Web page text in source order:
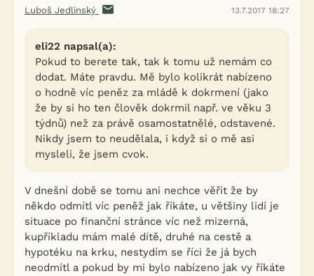
Luboš Jedlinský 13.7.2017 18:27
eli22 napsal(a):
Pokud to berete tak, tak k tomu už nemám co
dodat. Máte pravdu. Mě bylo kolikrát nabízeno
o hodně víc peněz za mládě k dokrmení (jako
že by si ho ten člověk dokrmil např. ve věku 3
týdnů) než za právě osamostatnělé, odstavené.
Nikdy jsem to neudělala, i když si o mě asi
mysleli, že jsem cvok.
V dnešní době se tomu ani nechce věřit že by
někdo odmítl víc peněž jak říkáte, u většiny lidí je
situace po finanční stránce víc než mizerná,
kupříkladu mám malé dítě, druhé na cestě a
hypotéku na krku, nestydím se říci že já bych
neodmítl a pokud by mi bylo nabízeno jak vy říkáte